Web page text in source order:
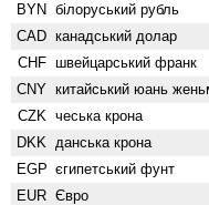
BYN білоруський рубль
CAD канадський долар
CHF швейцарський франк
CNY китайський юань
CZK чеська крона
DKK данська крона
EGP єгипетський фунт
EUR Євро